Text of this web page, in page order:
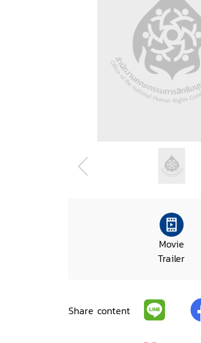
Movie
Trailer
Share content